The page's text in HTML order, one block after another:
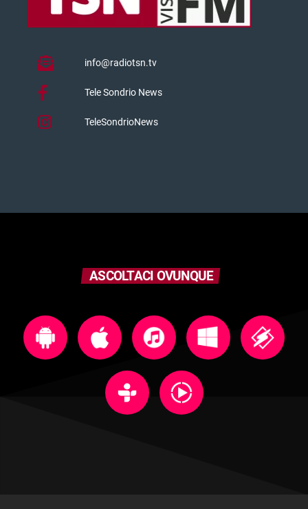
info@radiotsn.tv
Tele Sondrio News
TeleSondrioNews
ASCOLTACI OVUNQUE